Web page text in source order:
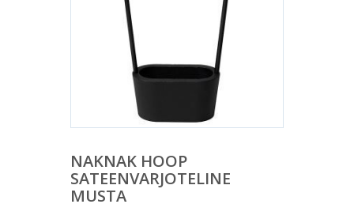
NAKNAK HOOP
SATEENVARJOTELINE
MUSTA